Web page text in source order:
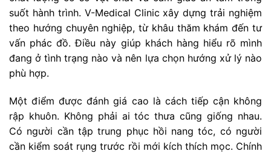
suốt hành trình. V-Medical Clinic xây dựng trải nghiệm
theo hướng chuyên nghiệp, từ khâu thăm khám đến tư
vấn phác đồ. Điều này giúp khách hàng hiểu rõ mình
đang ở tình trạng nào và nên lựa chọn hướng xử lý nào
phù hợp.
Một điểm được đánh giá cao là cách tiếp cận không
rập khuôn. Không phải ai tóc thưa cũng giống nhau.
Có người cần tập trung phục hồi nang tóc, có người
cần kiểm soát rụng trước rồi mới kích thích mọc. Chính